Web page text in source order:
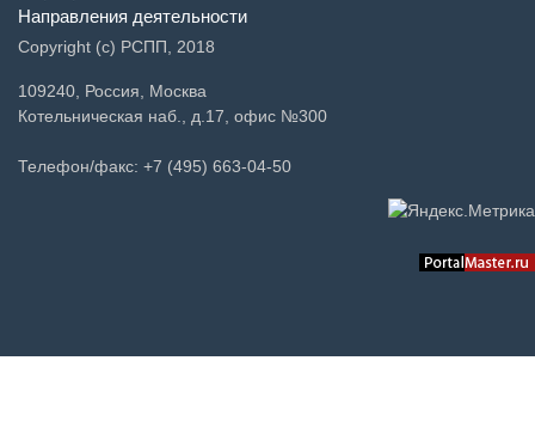
Направления деятельности
Copyright (c) РСПП, 2018
109240, Россия, Москва
Котельническая наб., д.17, офис №300
Телефон/факс: +7 (495) 663-04-50